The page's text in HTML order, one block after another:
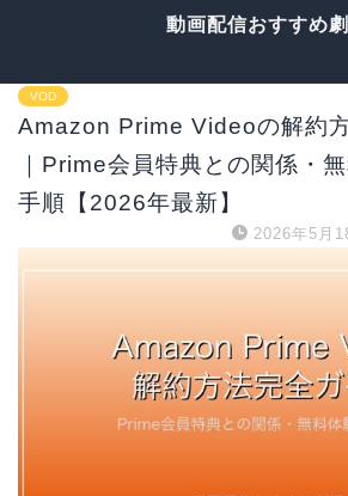
動画配信おすすめ
VOD
Amazon Prime Videoの解約
｜Prime会員特典との関係・
手順【2026年最新】
2026年5月